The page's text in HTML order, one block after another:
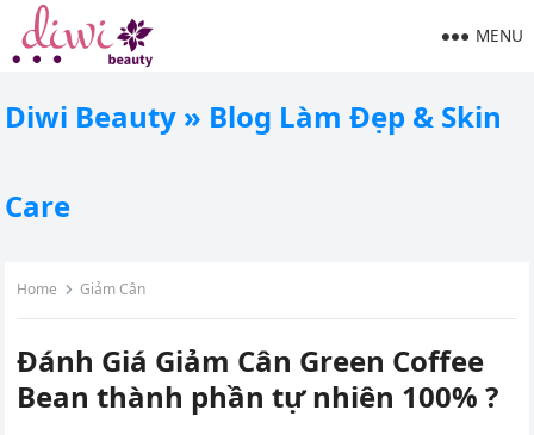
Diwi Beauty » Blog Làm Đẹp & Skin
Care
MENU
Home Giảm Cân
Đánh Giá Giảm Cân Green Coffee
Bean thành phần tự nhiên 100% ?